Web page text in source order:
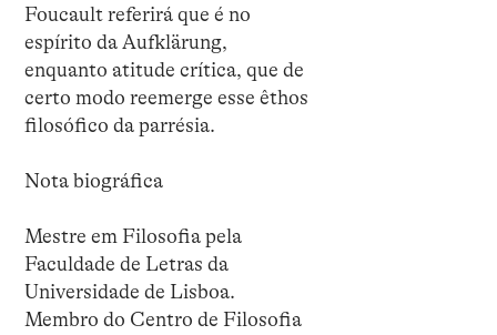
Foucault referirá que é no
espírito da Aufklärung,
enquanto atitude crítica, que de
certo modo reemerge esse êthos
filosófico da parrésia.
Nota biográfica
Mestre em Filosofia pela
Faculdade de Letras da
Universidade de Lisboa.
Membro do Centro de Filosofia